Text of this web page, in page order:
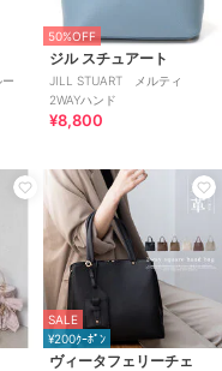
50%OFF
ジル スチュアート
JILL STUART メルティ
2WAYハンド
¥8,800
SALE
¥200ｸｰﾎﾟﾝ
ヴィータフェリーチェ